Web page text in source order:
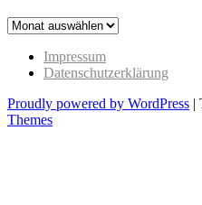
The
Impressum
Datenschutzerklärung
Proudly powered by WordPress |
Themes